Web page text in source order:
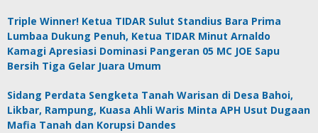
Triple Winner! Ketua TIDAR Sulut Standius Bara Prima
Lumbaa Dukung Penuh, Ketua TIDAR Minut Arnaldo
Kamagi Apresiasi Dominasi Pangeran 05 MC JOE Sapu
Bersih Tiga Gelar Juara Umum
Sidang Perdata Sengketa Tanah Warisan di Desa Bahoi,
Likbar, Rampung, Kuasa Ahli Waris Minta APH Usut Dugaan
Mafia Tanah dan Korupsi Dandes